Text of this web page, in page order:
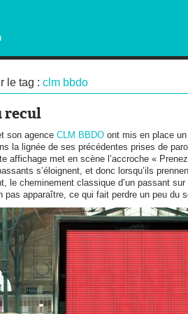
GUÉRILLA MARKETING AND OUT OF HOME
le tag : clm bbdo
recul
son agence CLM BBDO ont mis en place un
la lignée de ses précédentes prises de
affichage met en scène l’accroche «
s’éloignent, et donc lorsqu’ils
le cheminement classique d’un passant
pas apparaître, ce qui fait perdre un peu du